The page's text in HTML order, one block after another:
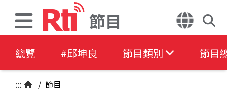
節目
總覽 #邱坤良 節目類別 節目
::: / 節目